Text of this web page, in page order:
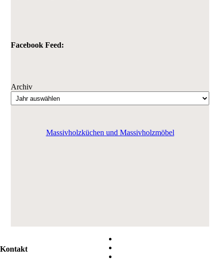
Facebook Feed:
Archiv
Massivholzküchen und Massivholzmöbel
Kontakt